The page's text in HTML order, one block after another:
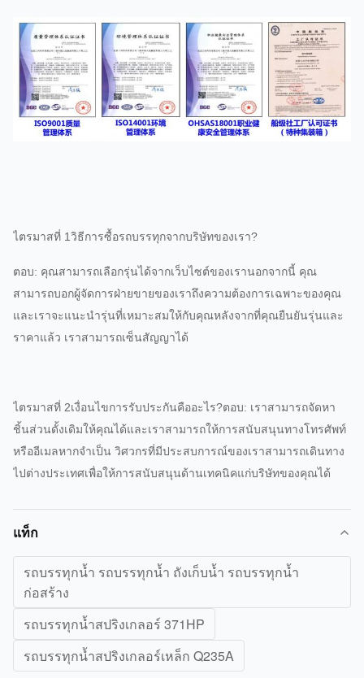
ไตรมาสที่ 1วิธีการซื้อรถบรรทุกจากบริษัทของเรา?
ตอบ: คุณสามารถเลือกรุ่นได้จากเว็บไซต์ของเรานอกจากนี้ คุณ
สามารถบอกผู้จัดการฝ่ายขายของเราถึงความต้องการเฉพาะของคุณ
และเราจะแนะนำรุ่นที่เหมาะสมให้กับคุณหลังจากที่คุณยืนยันรุ่นและ
ราคาแล้ว เราสามารถเซ็นสัญญาได้
ไตรมาสที่ 2เงื่อนไขการรับประกันคืออะไร?ตอบ: เราสามารถจัดหา
ชิ้นส่วนดั้งเดิมให้คุณได้และเราสามารถให้การสนับสนุนทางโทรศัพท์
หรืออีเมลหากจำเป็น วิศวกรที่มีประสบการณ์ของเราสามารถเดินทาง
ไปต่างประเทศเพื่อให้การสนับสนุนด้านเทคนิคแก่บริษัทของคุณได้
แท็ก
รถบรรทุกน้ำ รถบรรทุกน้ำ ถังเก็บน้ำ รถบรรทุกน้ำ
ก่อสร้าง
รถบรรทุกน้ำสปริงเกลอร์ 371HP
รถบรรทุกน้ำสปริงเกลอร์เหล็ก Q235A